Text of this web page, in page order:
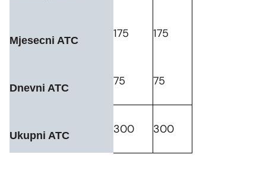
Mjesecni ATC 175 175
Dnevni ATC 75 75
Ukupni ATC 300 300